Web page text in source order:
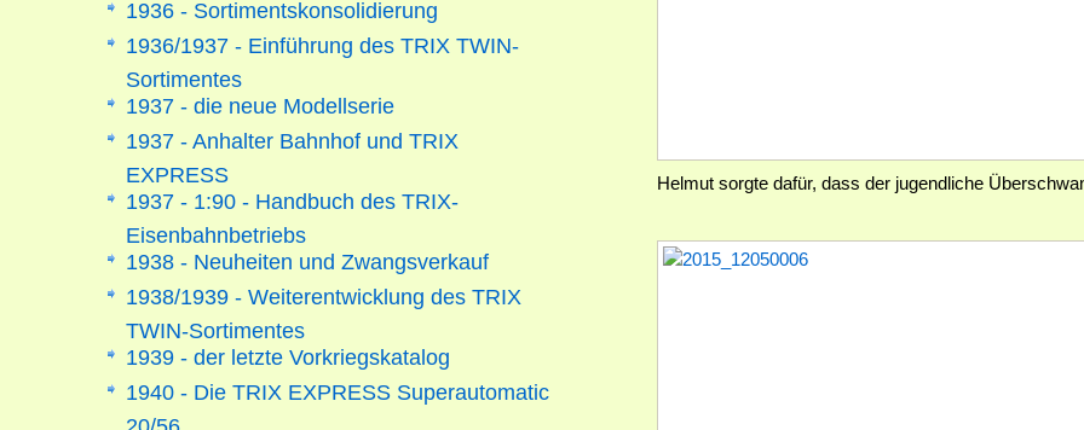
Helmut sorgte dafür, dass der jugendliche
1936 - Sortimentskonsolidierung
1936/1937 - Einführung des TRIX TWIN-
Sortimentes
1937 - die neue Modellserie
1937 - Anhalter Bahnhof und TRIX
EXPRESS
1937 - 1:90 - Handbuch des TRIX-
Eisenbahnbetriebs
1938 - Neuheiten und Zwangsverkauf
1938/1939 - Weiterentwicklung des TRIX
TWIN-Sortimentes
1939 - der letzte Vorkriegskatalog
1940 - Die TRIX EXPRESS Superautomatic
20/56